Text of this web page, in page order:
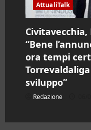
AttualiTalk
“Bene
ora tempi
sviluppo”
Redazione